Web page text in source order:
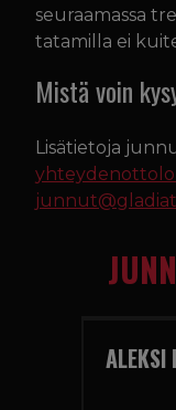
seuraamassa
tatamilla ei
Mistä voin
Lisätietoja
ALEKSI